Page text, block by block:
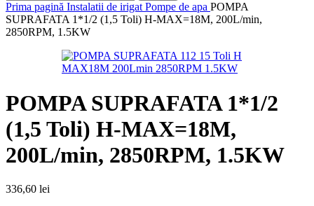
Prima pagină Instalatii de irigat Pompe de apa POMPA
SUPRAFATA 1*1/2 (1,5 Toli) H-MAX=18M, 200L/min,
2850RPM, 1.5KW
POMPA SUPRAFATA 1*1/2
(1,5 Toli) H-MAX=18M,
200L/min, 2850RPM, 1.5KW
336,60 lei